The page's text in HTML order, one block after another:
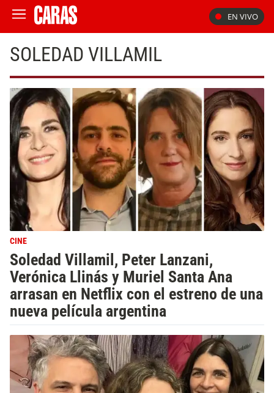
EN VIVO
SOLEDAD VILLAMIL
CINE
Soledad Villamil, Peter Lanzani,
Verónica Llinás y Muriel Santa Ana
arrasan en Netflix con el estreno de una
nueva película argentina